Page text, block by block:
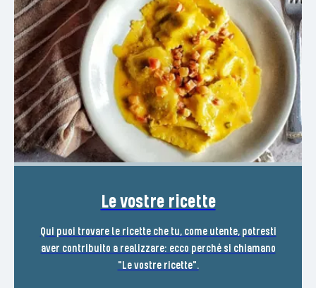
Le vostre ricette
Qui puoi trovare le ricette che tu, come utente, potresti
aver contribuito a realizzare: ecco perché si chiamano
"Le vostre ricette".